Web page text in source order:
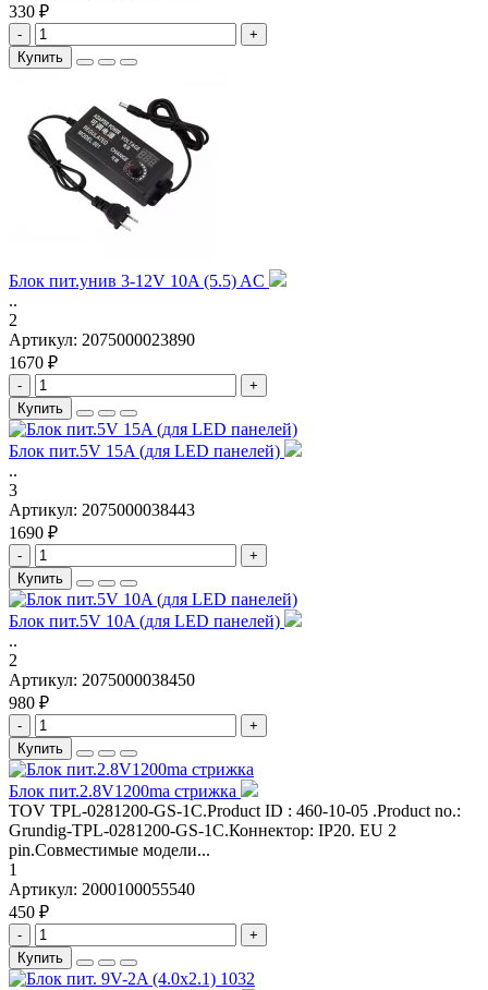
330 ₽
-
+
Купить
Блок пит.унив 3-12V 10A (5.5) AC
..
2
Артикул: 2075000023890
1670 ₽
-
+
Купить
Блок пит.5V 15A (для LED панелей)
..
3
Артикул: 2075000038443
1690 ₽
-
+
Купить
Блок пит.5V 10A (для LED панелей)
..
2
Артикул: 2075000038450
980 ₽
-
+
Купить
Блок пит.2.8V1200ma стрижка
TOV TPL-0281200-GS-1C.Product ID : 460-10-05 .Product no.:
Grundig-TPL-0281200-GS-1C.Коннектор: IP20. EU 2
pin.Совместимые модели...
1
Артикул: 2000100055540
450 ₽
-
+
Купить